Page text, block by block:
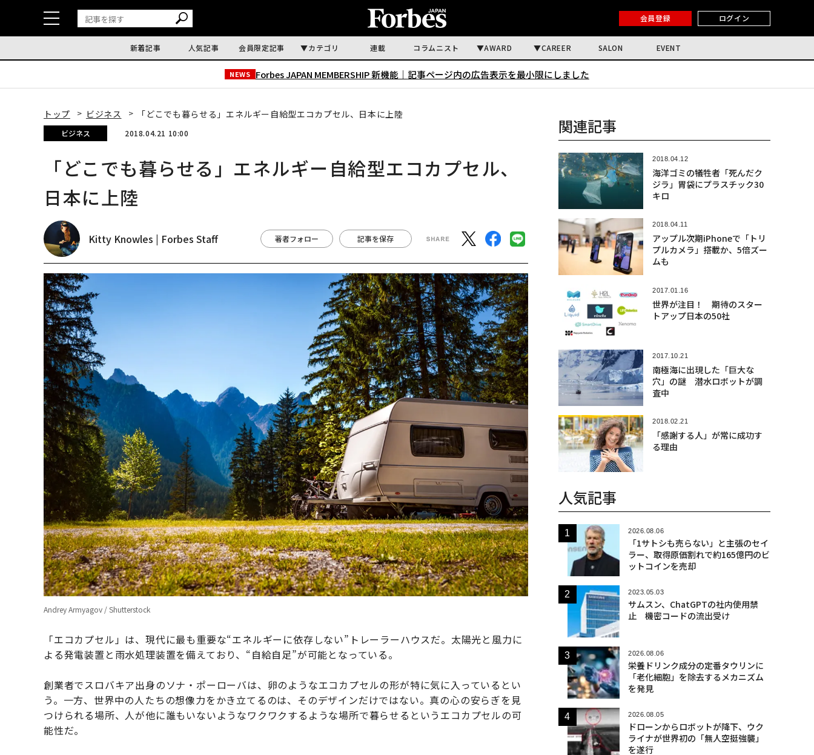
会員登録 ログイン
新着記事 人気記事 会員限定記事 カテゴリ 連載 コラムニスト AWARD CAREER SALON EVENT
NEWS Forbes JAPAN MEMBERSHIP 新機能｜ 記事ページ内の広告表示を最小限にしました
トップ ビジネス 「どこでも暮らせる」エネルギー自給型エコカプセル、日本に上陸
ビジネス 2018.04.21 10:00
「どこでも暮らせる」エネルギー自給型エコカプセル、
日本に上陸
Kitty Knowles | Forbes Staff 著者フォロー 記事を保存
Andrey Armyagov / Shutterstock
「エコカプセル」は、現代に最も重要な“エネルギーに依存しない”トレーラーハウスだ。太陽光と風力に
よる発電装置と雨水処理装置を備えており、“自給自足”が可能となっている。
創業者でスロバキア出身のソナ・ポーローバは、卵のようなエコカプセルの形が特に気に入っているとい
う。一方、世界中の人たちの想像力をかき立てるのは、そのデザインだけではない。真の心の安らぎを見
つけられる場所、人が他に誰もいないようなワクワクするような場所で暮らせるというエコカプセルの可
能性だ。
関連記事
2018.04.12
海洋ゴミの犠牲者「死んだク
ジラ」胃袋にプラスチック30
キロ
2018.04.11
アップル次期iPhoneで「トリ
プルカメラ」搭載か、5倍ズー
ムも
2017.01.16
世界が注目！ 期待のスター
トアップ日本の50社
2017.10.21
南極海に出現した「巨大な
穴」の謎 潜水ロボットが調
査中
2018.02.21
「感謝する人」が常に成功す
る理由
人気記事
2026.08.06
「1サトシも売らない」と主張のセイ
ラー、取得原価割れで約165億円のビ
ットコインを売却
2023.05.03
サムスン、ChatGPTの社内使用禁
止 機密コードの流出受け
2026.08.06
栄養ドリンク成分の定番タウリンに
「老化細胞」を除去するメカニズム
を発見
2026.08.05
ドローンからロボットが降下、ウク
ライナが世界初の「無人空挺強襲」
を遂行